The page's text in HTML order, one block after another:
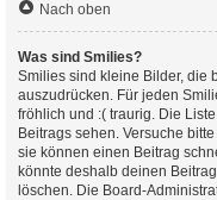
Nach oben
Was sind Smilies?
Smilies sind kleine Bilder, die
auszudrücken. Für jeden
fröhlich und :( traurig. Die
Beitrags sehen. Versuche
sie können einen Beitrag
könnte deshalb deinen
löschen. Die Board-